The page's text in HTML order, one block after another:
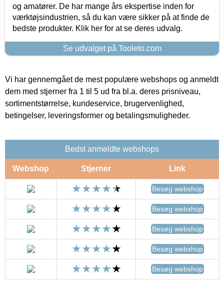
og amatører. De har mange års ekspertise inden for
værktøjsindustrien, så du kan være sikker på at finde de
bedste produkter. Klik her for at se deres udvalg.
Se udvalget på Tooleto.com
Vi har gennemgået de mest populære webshops og anmeldt
dem med stjerner fra 1 til 5 ud fra bl.a. deres prisniveau,
sortimentstørrelse, kundeservice, brugervenlighed,
betingelser, leveringsformer og betalingsmuligheder.
Bedst anmeldte webshops
Webshop Stjerner Link
Besøg webshop
Besøg webshop
Besøg webshop
Besøg webshop
Besøg webshop